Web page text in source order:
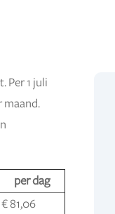
Per 1 juli
maand.
per dag
€ 81,06